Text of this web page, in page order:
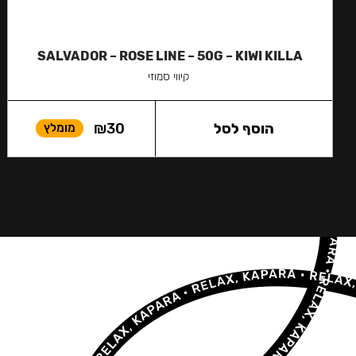
SALVADOR – ROSE LINE – 50G – KIWI KILLA
קיווי סמוזי
₪30 מומלץ הוסף לסל